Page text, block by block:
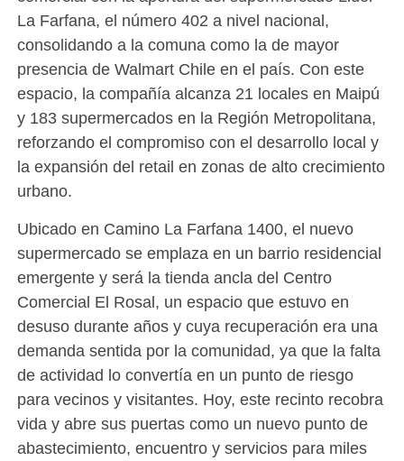
La Farfana, el número 402 a nivel nacional,
consolidando a la comuna como la de mayor
presencia de Walmart Chile en el país. Con este
espacio, la compañía alcanza 21 locales en Maipú
y 183 supermercados en la Región Metropolitana,
reforzando el compromiso con el desarrollo local y
la expansión del retail en zonas de alto crecimiento
urbano.
Ubicado en Camino La Farfana 1400, el nuevo
supermercado se emplaza en un barrio residencial
emergente y será la tienda ancla del Centro
Comercial El Rosal, un espacio que estuvo en
desuso durante años y cuya recuperación era una
demanda sentida por la comunidad, ya que la falta
de actividad lo convertía en un punto de riesgo
para vecinos y visitantes. Hoy, este recinto recobra
vida y abre sus puertas como un nuevo punto de
abastecimiento, encuentro y servicios para miles